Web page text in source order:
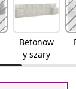
Betonow
y szary